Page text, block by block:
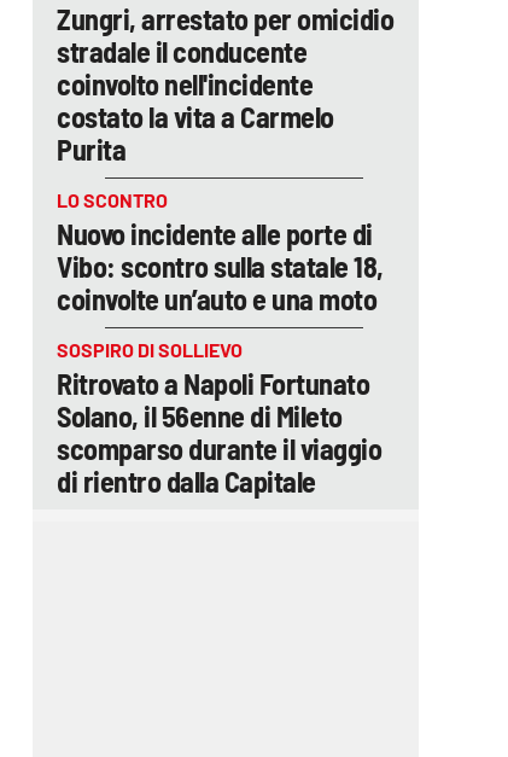
Zungri, arrestato per omicidio
stradale il conducente
coinvolto nell'incidente
costato la vita a Carmelo
Purita
LO SCONTRO
Nuovo incidente alle porte di
Vibo: scontro sulla statale 18,
coinvolte un’auto e una moto
SOSPIRO DI SOLLIEVO
Ritrovato a Napoli Fortunato
Solano, il 56enne di Mileto
scomparso durante il viaggio
di rientro dalla Capitale